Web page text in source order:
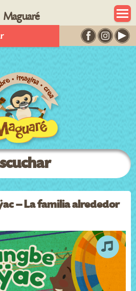
Maguaré
– La familia alrededor